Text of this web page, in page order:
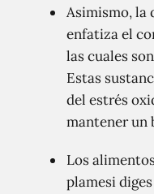
Asimismo, la
enfatiza el
las cuales
Estas
del estrés
mantener un
Los
plamesi